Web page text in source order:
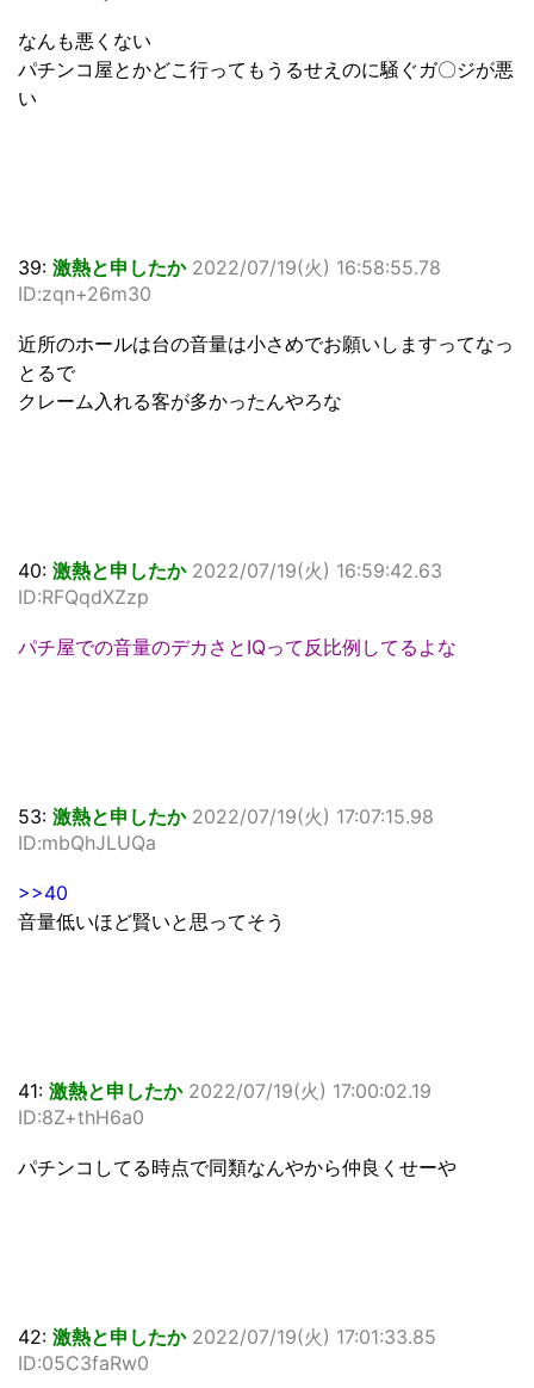
なんも悪くない
パチンコ屋とかどこ行ってもうるせえのに騒ぐガ〇ジが悪
い
39: 激熱と申したか 2022/07/19(火) 16:58:55.78
ID:zqn+26m30
近所のホールは台の音量は小さめでお願いしますってなっ
とるで
クレーム入れる客が多かったんやろな
40: 激熱と申したか 2022/07/19(火) 16:59:42.63
ID:RFQqdXZzp
パチ屋での音量のデカさとIQって反比例してるよな
53: 激熱と申したか 2022/07/19(火) 17:07:15.98
ID:mbQhJLUQa
>>40
音量低いほど賢いと思ってそう
41: 激熱と申したか 2022/07/19(火) 17:00:02.19
ID:8Z+thH6a0
パチンコしてる時点で同類なんやから仲良くせーや
42: 激熱と申したか 2022/07/19(火) 17:01:33.85
ID:05C3faRw0